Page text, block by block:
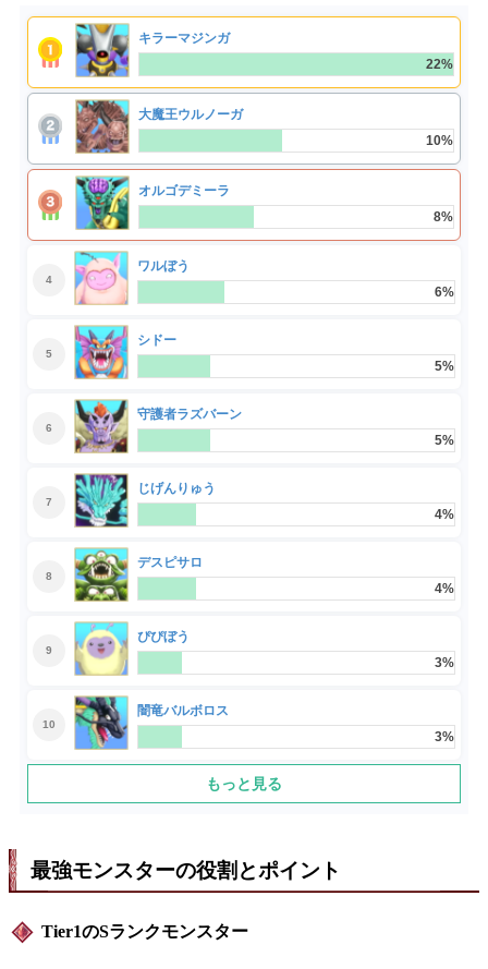
最強モンスターの役割とポイント
Tier1のSランクモンスター